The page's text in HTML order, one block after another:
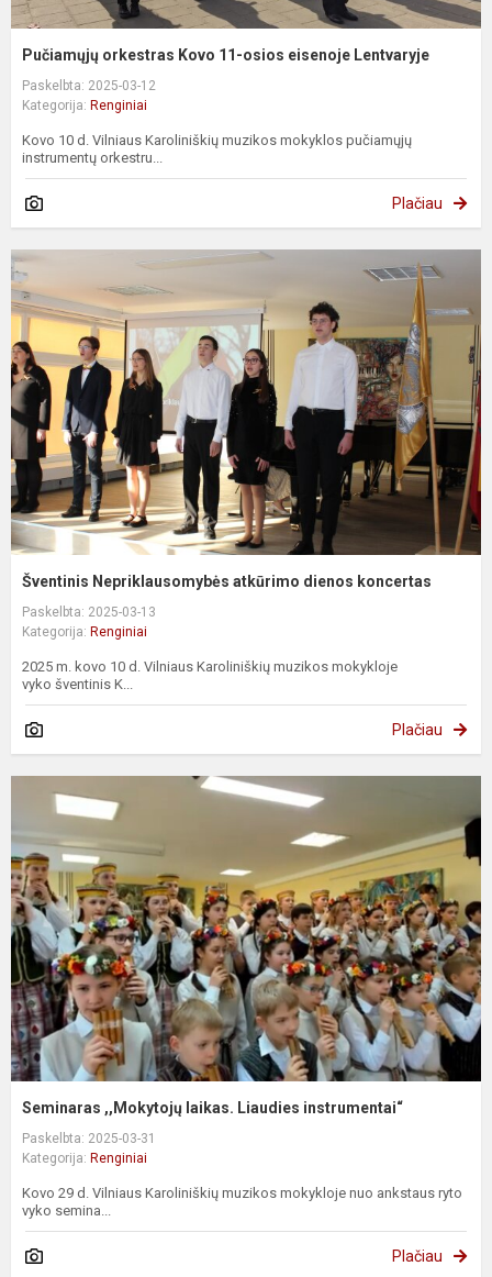
Pučiamųjų orkestras Kovo 11-osios eisenoje Lentvaryje
Paskelbta: 2025-03-12
Kategorija: Renginiai
Kovo 10 d. Vilniaus Karoliniškių muzikos mokyklos pučiamųjų
instrumentų orkestru...
Plačiau
Šventinis Nepriklausomybės atkūrimo dienos koncertas
Paskelbta: 2025-03-13
Kategorija: Renginiai
2025 m. kovo 10 d. Vilniaus Karoliniškių muzikos mokykloje
vyko šventinis K...
Plačiau
Seminaras ,,Mokytojų laikas. Liaudies instrumentai“
Paskelbta: 2025-03-31
Kategorija: Renginiai
Kovo 29 d. Vilniaus Karoliniškių muzikos mokykloje nuo ankstaus ryto
vyko semina...
Plačiau